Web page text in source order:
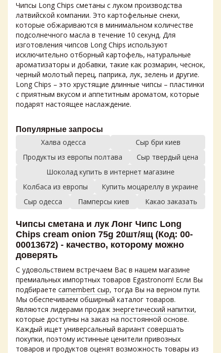
Чипсы Long Chips сметаны с луком производства
латвийской компании. Это картофельные снеки,
которые обжариваются в минимальном количестве
подсолнечного масла в течение 10 секунд. Для
изготовления чипсов Long Chips используют
исключительно отборный картофель, натуральные
ароматизаторы и добавки, такие как розмарин, чеснок,
черный молотый перец, паприка, лук, зелень и другие.
Long Chips – это хрустящие длинные чипсы – пластинки
с приятным вкусом и аппетитным ароматом, которые
подарят настоящее наслаждение.
Популярные запросы
Халва одесса
Сыр бри киев
Продукты из европы полтава
Сыр твердый цена
Шоколад купить в интернет магазине
Колбаса из европы
Купить моцареллу в украине
Сыр одесса
Памперсы киев Какао заказать
Чипсы сметана и лук Лонг Чипс Long
Chips cream onion 75g 20шт/ящ (Код: 00-
00013672) - качество, которому можно
доверять
С удовольствием встречаем Вас в нашем магазине
премиальных импортных товаров Egastronom! Если Вы
подбираете camembert сыр, тогда Вы на верном пути.
Мы обеспечиваем обширный каталог товаров.
Являются лидерами продаж энергетический напитки,
которые доступны на заказ на постоянной основе.
Каждый ищет универсальный вариант совершать
покупки, поэтому истинные ценители привозных
товаров и продуктов оценят возможность товары из